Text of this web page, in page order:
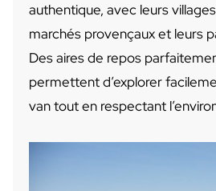
authentique, avec leurs
marchés provençaux et leurs
Des aires de repos
permettent d’explorer
van tout en respectant